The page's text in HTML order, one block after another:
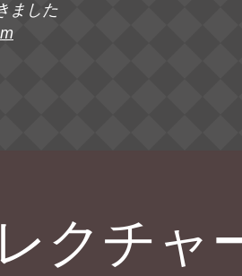
ました
クチャ